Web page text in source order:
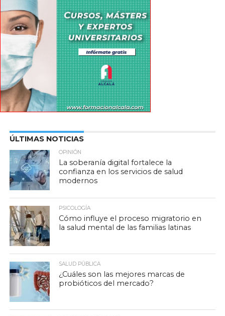
ÚLTIMAS NOTICIAS
OPINIÓN
La soberanía digital fortalece la
confianza en los servicios de salud
modernos
PSICOLOGÍA
Cómo influye el proceso migratorio en
la salud mental de las familias latinas
SALUD PÚBLICA
¿Cuáles son las mejores marcas de
probióticos del mercado?